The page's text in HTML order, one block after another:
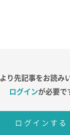
り先記事をお読み
ログインが必要で
ログインする